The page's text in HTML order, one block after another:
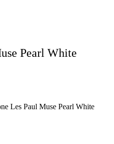
Pearl White
Les Paul Muse Pearl White